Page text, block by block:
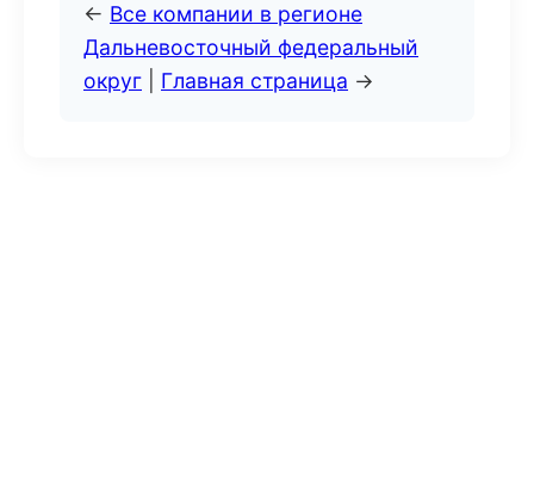
← Все компании в регионе
Дальневосточный федеральный
округ
Главная страница →